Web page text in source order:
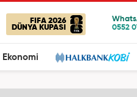
FIFA 2026
DÜNYA KUPASI
Ekonomi